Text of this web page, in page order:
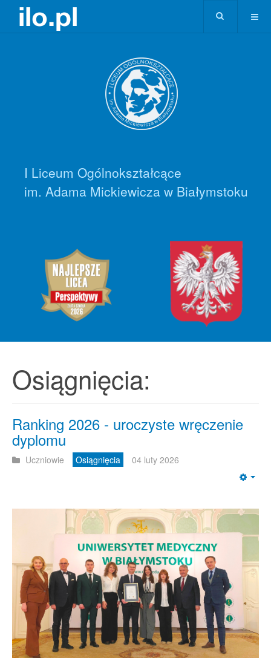
I Liceum Ogólnokształcące
im. Adama Mickiewicza w Białymstoku
Osiągnięcia:
Ranking 2026 - uroczyste wręczenie
dyplomu
Uczniowie Osiągnięcia 04 luty 2026